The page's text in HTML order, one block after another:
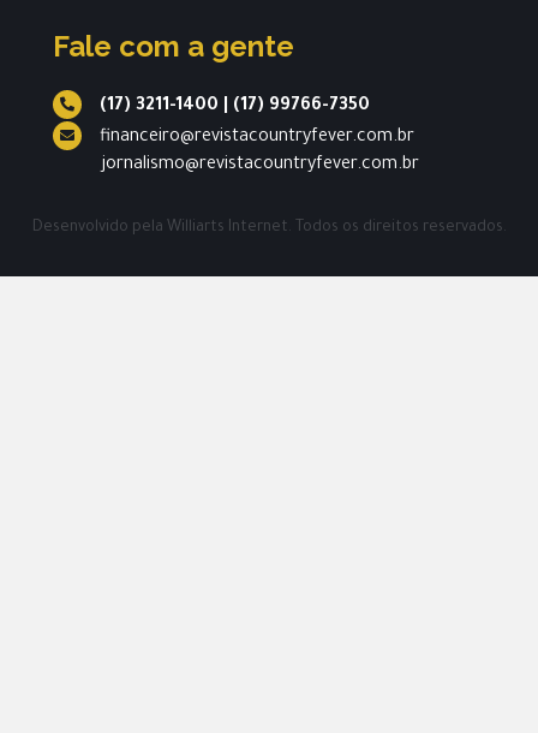
Fale com a gente
(17) 3211-1400
(17) 99766-7350
financeiro@revistacountryfever.com.br
jornalismo@revistacountryfever.com.br
Desenvolvido pela Williarts Internet. Todos os direitos reservados.